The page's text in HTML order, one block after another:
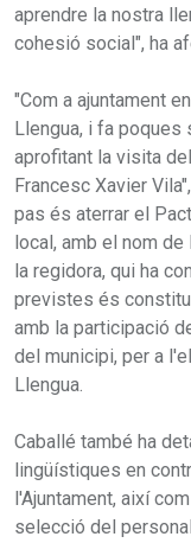
aprendre la nostra
cohesió social", ha
"Com a ajuntament
Llengua, i fa
aprofitant la visita
Francesc Xavier
pas és aterrar el
local, amb el nom
la regidora, qui ha
previstes és
amb la participació
del municipi, per a
Llengua.
Caballé també ha
lingüístiques en
l'Ajuntament, així
selecció del